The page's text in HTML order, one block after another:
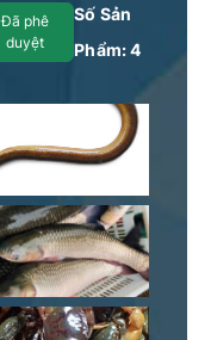
Đã phê
duyệt
Số Sản
Phẩm:4